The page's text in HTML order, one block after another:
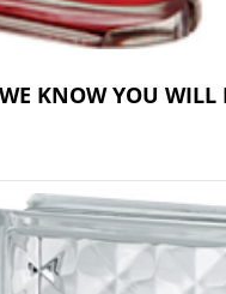
WE KNOW YOU WILL